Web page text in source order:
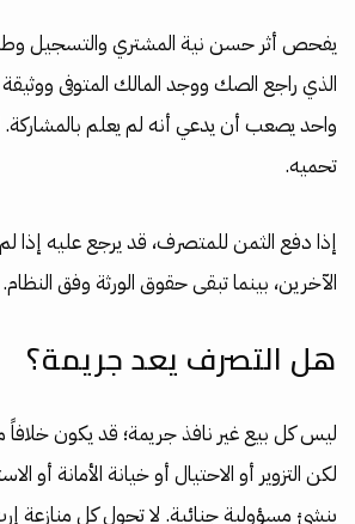
يفحص أثر حسن نية المشتري والتسجيل
الذي راجع الصك ووجد المالك المتوفى ووثيقة
واحد يصعب أن يدعي أنه لم يعلم بالمشاركة.
تحميه.
إذا دفع الثمن للمتصرف، قد يرجع عليه إذا
الآخرين، بينما تبقى حقوق الورثة وفق النظام.
هل التصرف يعد جريمة؟
ليس كل بيع غير نافذ جريمة؛ قد يكون خلافاً
لكن التزوير أو الاحتيال أو خيانة الأمانة أو
ينشئ مسؤولية جنائية. لا تحول كل منازعة